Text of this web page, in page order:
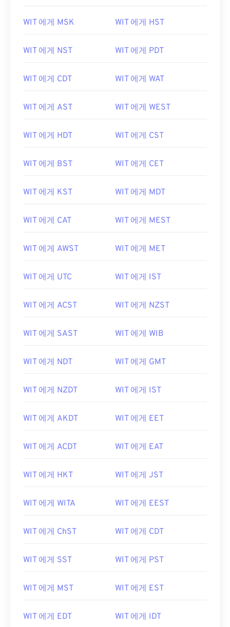
WIT 에게 MSK WIT 에게 HST
WIT 에게 NST WIT 에게 PDT
WIT 에게 CDT WIT 에게 WAT
WIT 에게 AST WIT 에게 WEST
WIT 에게 HDT WIT 에게 CST
WIT 에게 BST WIT 에게 CET
WIT 에게 KST WIT 에게 MDT
WIT 에게 CAT WIT 에게 MEST
WIT 에게 AWST WIT 에게 MET
WIT 에게 UTC WIT 에게 IST
WIT 에게 ACST WIT 에게 NZST
WIT 에게 SAST WIT 에게 WIB
WIT 에게 NDT WIT 에게 GMT
WIT 에게 NZDT WIT 에게 IST
WIT 에게 AKDT WIT 에게 EET
WIT 에게 ACDT WIT 에게 EAT
WIT 에게 HKT WIT 에게 JST
WIT 에게 WITA WIT 에게 EEST
WIT 에게 ChST WIT 에게 CDT
WIT 에게 SST WIT 에게 PST
WIT 에게 MST WIT 에게 EST
WIT 에게 EDT WIT 에게 IDT